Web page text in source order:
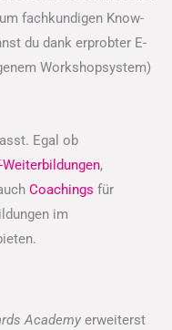
fachkundigen Know-
du dank erprobter E-
Workshopsystem)
Egal ob
Weiterbildungen,
Coachings für
im
Academy erweiterst